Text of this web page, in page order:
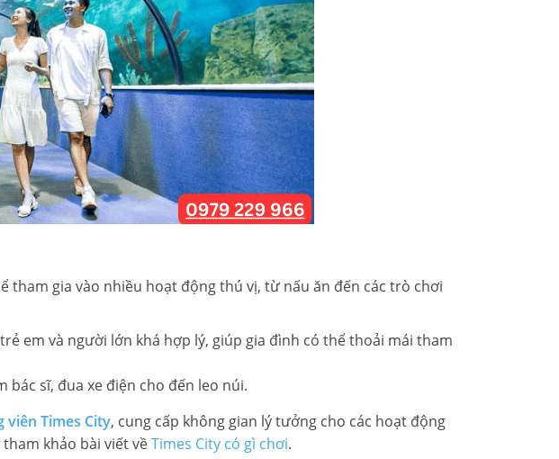
tham gia vào nhiều hoạt động thú vị, từ nấu ăn đến các trò chơi
em và người lớn khá hợp lý, giúp gia đình có thể thoải mái tham
bác sĩ, đua xe điện cho đến leo núi.
viên Times City, cung cấp không gian lý tưởng cho các hoạt động
khảo bài viết vềTimes City có gì chơi.